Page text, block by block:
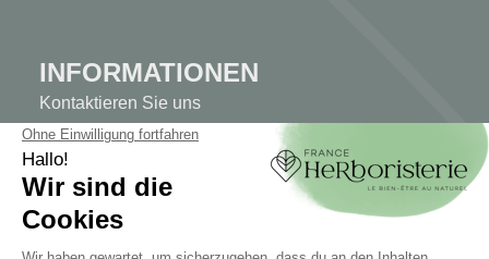
INFORMATIONEN
Kontaktieren Sie uns
Sitemap
Unser Kräuterladen
Lieferung